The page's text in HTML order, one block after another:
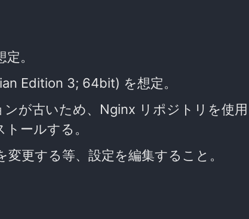
。
Edition 3; 64bit) を想定。
が古いため、Nginx リポジトリを使
ールする。
更する等、設定を編集すること。